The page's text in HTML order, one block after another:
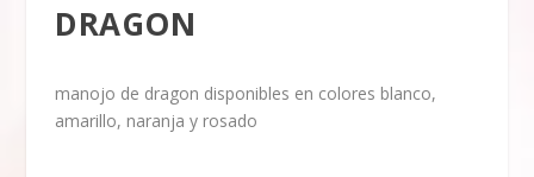
DRAGON
manojo de dragon disponibles en colores blanco,
amarillo, naranja y rosado